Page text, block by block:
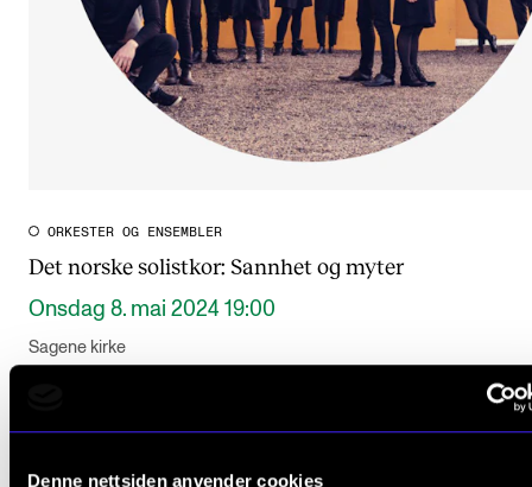
Denne nettsiden anvender cookies
ORKESTER OG ENSEMBLER
Det norske solistkor: Sannhet og myter
Onsdag 8. mai 2024 19:00
Sagene kirke